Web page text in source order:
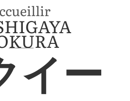
宅配買取
店頭買取
ご利用実例
イー